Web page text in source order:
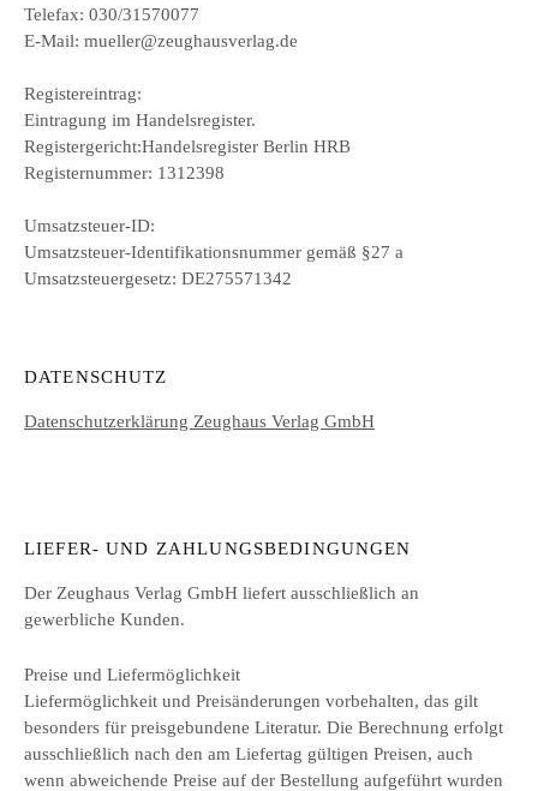
Telefax: 030/31570077
E-Mail: mueller@zeughausverlag.de
Registereintrag:
Eintragung im Handelsregister.
Registergericht:Handelsregister Berlin HRB
Registernummer: 1312398
Umsatzsteuer-ID:
Umsatzsteuer-Identifikationsnummer gemäß §27 a
Umsatzsteuergesetz: DE275571342
DATENSCHUTZ
Datenschutzerklärung Zeughaus Verlag GmbH
LIEFER- UND ZAHLUNGSBEDINGUNGEN
Der Zeughaus Verlag GmbH liefert ausschließlich an
gewerbliche Kunden.
Preise und Liefermöglichkeit
Liefermöglichkeit und Preisänderungen vorbehalten, das gilt
besonders für preisgebundene Literatur. Die Berechnung erfolgt
ausschließlich nach den am Liefertag gültigen Preisen, auch
wenn abweichende Preise auf der Bestellung aufgeführt wurden